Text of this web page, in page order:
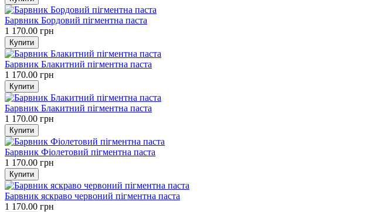
Барвник Бордовий пігментна паста
1 170.00 грн
Барвник Блакитний пігментна паста
1 170.00 грн
Барвник Блакитний пігментна паста
1 170.00 грн
Барвник Фіолетовий пігментна паста
1 170.00 грн
Барвник яскраво червоний пігментна паста
1 170.00 грн